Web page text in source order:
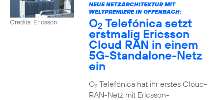
Credits: Ericsson
NEUE NETZARCHITEKTUR MIT
WELTPREMIERE IN OFFENBACH:
O2 Telefónica setzt
erstmalig Ericsson
Cloud RAN in einem
5G-Standalone-Netz
ein
O2Telefónica hat ihr erstes Cloud-
RAN-Netz mit Ericsson-